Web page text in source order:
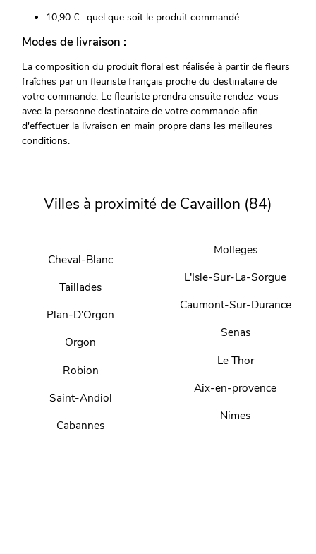
10,90 € : quel que soit le produit commandé.
Modes de livraison :
La composition du produit floral est réalisée à partir de fleurs
fraîches par un fleuriste français proche du destinataire de
votre commande. Le fleuriste prendra ensuite rendez-vous
avec la personne destinataire de votre commande afin
d'effectuer la livraison en main propre dans les meilleures
conditions.
Villes à proximité de Cavaillon (84)
Cheval-Blanc
Taillades
Plan-D'Orgon
Orgon
Robion
Saint-Andiol
Cabannes
Molleges
L'Isle-Sur-La-Sorgue
Caumont-Sur-Durance
Senas
Le Thor
Aix-en-provence
Nimes